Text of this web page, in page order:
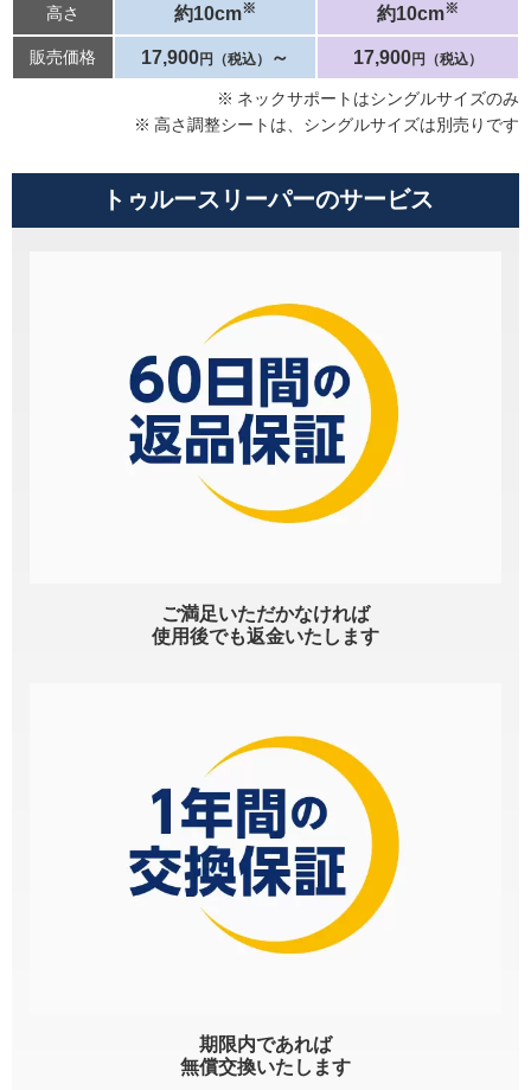
高さ 約10cm※ 約10cm※
販売価格 17,900円（税込） ～ 17,900円（税込）
ネックサポートはシングルサイズのみ
高さ調整シートは、シングルサイズは別売りです
トゥルースリーパーのサービス
ご満足いただかなければ
使用後でも返金いたします
期限内であれば
無償交換いたします